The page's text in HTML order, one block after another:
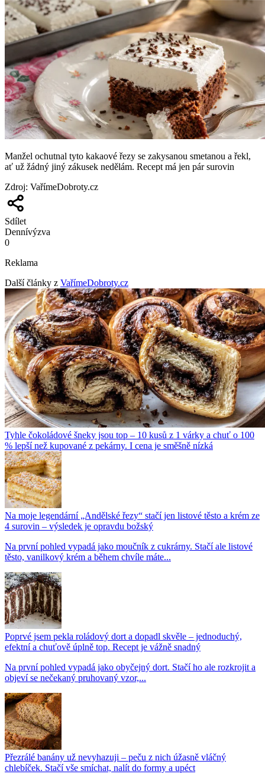
Manžel ochutnal tyto kakaové řezy se zakysanou smetanou a řekl,
ať už žádný jiný zákusek nedělám. Recept má jen pár surovin
Zdroj: VařímeDobroty.cz
Sdílet
Dennívýzva
0
Reklama
Další články z VařímeDobroty.cz
Tyhle čokoládové šneky jsou top – 10 kusů z 1 várky a chuť o 100
% lepší než kupované z pekárny. I cena je směšně nízká
Na moje legendární „Andělské řezy“ stačí jen listové těsto a krém ze
4 surovin – výsledek je opravdu božský
Na první pohled vypadá jako moučník z cukrárny. Stačí ale listové
těsto, vanilkový krém a během chvíle máte...
Poprvé jsem pekla roládový dort a dopadl skvěle – jednoduchý,
efektní a chuťově úplně top. Recept je vážně snadný
Na první pohled vypadá jako obyčejný dort. Stačí ho ale rozkrojit a
objeví se nečekaný pruhovaný vzor,...
Přezrálé banány už nevyhazuji – peču z nich úžasně vláčný
chlebíček. Stačí vše smíchat, nalít do formy a upéct